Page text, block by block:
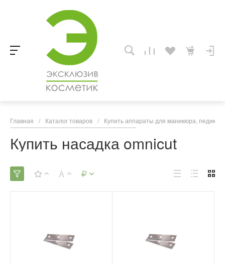
Главная / Каталог товаров / Купить аппараты для маникюра,
Купить насадка omnicut